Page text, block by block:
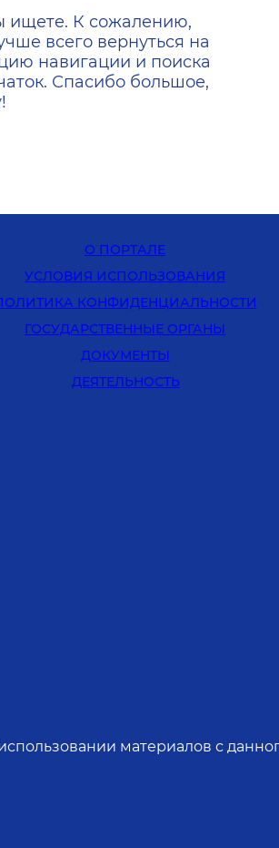
ищете. К сожалению,
всего вернуться на
навигации и поиска
Спасибо большое,
О ПОРТАЛЕ
УСЛОВИЯ ИСПОЛЬЗОВАНИЯ
КОНФИДЕНЦИАЛЬНОСТИ
ГОСУДАРСТВЕННЫЕ ОРГАНЫ
ДОКУМЕНТЫ
ДЕЯТЕЛЬНОСТЬ
материалов с